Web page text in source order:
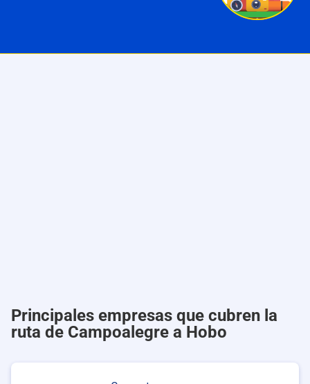
Principales empresas que cubren la
ruta de Campoalegre a Hobo